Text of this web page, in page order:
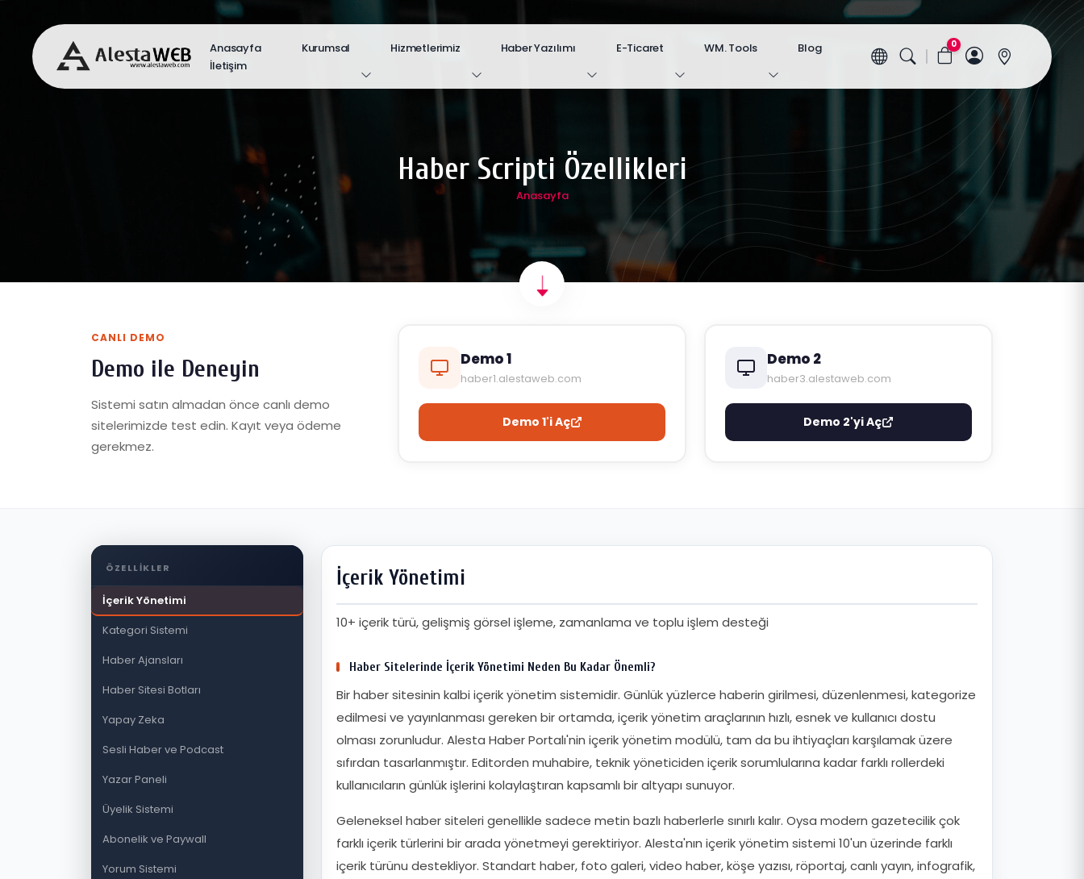
Anasayfa Kurumsal Hizmetlerimiz Haber Yazılımı E-Ticaret WM. Tools
Blog
İletişim
0
Haber Scripti Özellikleri
Anasayfa
CANLI DEMO
Demo ile Deneyin
Sistemi satın almadan önce canlı demo
sitelerimizde test edin. Kayıt veya ödeme
gerekmez.
Demo 1
haber1.alestaweb.com
Demo 1'i Aç
Demo 2
haber3.alestaweb.com
Demo 2'yi Aç
ÖZELLIKLER
İçerik Yönetimi
Kategori Sistemi
Haber Ajansları
Haber Sitesi Botları
Yapay Zeka
Sesli Haber ve Podcast
Yazar Paneli
Üyelik Sistemi
Abonelik ve Paywall
Yorum Sistemi
İçerik Yönetimi
10+ içerik türü, gelişmiş görsel işleme, zamanlama ve toplu işlem desteği
Haber Sitelerinde İçerik Yönetimi Neden Bu Kadar Önemli?
Bir haber sitesinin kalbi içerik yönetim sistemidir. Günlük yüzlerce haberin girilmesi, düzenlenmesi, kategorize
edilmesi ve yayınlanması gereken bir ortamda, içerik yönetim araçlarının hızlı, esnek ve kullanıcı dostu
olması zorunludur. Alesta Haber Portalı'nin içerik yönetim modülü, tam da bu ihtiyaçları karşılamak üzere
sıfırdan tasarlanmıştır. Editorden muhabire, teknik yöneticiden içerik sorumlularına kadar farklı rollerdeki
kullanıcıların günlük işlerini kolaylaştıran kapsamlı bir altyapı sunuyor.
Geleneksel haber siteleri genellikle sadece metin bazlı haberlerle sınırlı kalır. Oysa modern gazetecilik çok
farklı içerik türlerini bir arada yönetmeyi gerektiriyor. Alesta'nın içerik yönetim sistemi 10'un üzerinde farklı
içerik türünu destekliyor. Standart haber, foto galeri, video haber, köşe yazısı, röportaj, canlı yayın, infografik,